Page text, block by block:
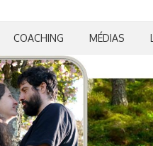
COACHING MÉDIAS